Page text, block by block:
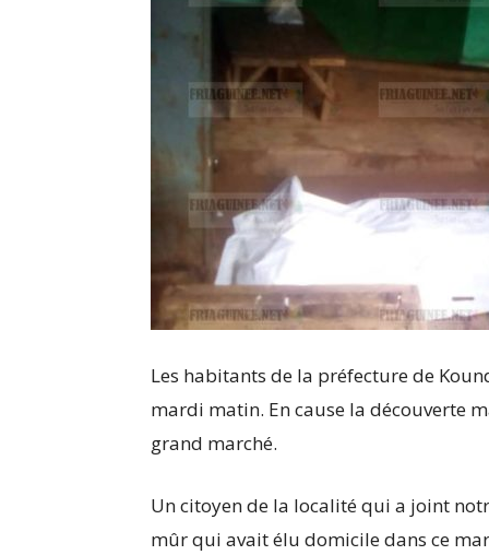
Les habitants de la préfecture de
mardi matin. En cause la découverte
grand marché.
Un citoyen de la localité qui a joint
mûr qui avait élu domicile dans ce